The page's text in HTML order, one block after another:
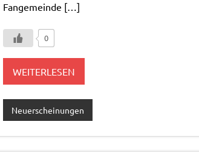
Fangemeinde […]
0
WEITERLESEN
Neuerscheinungen